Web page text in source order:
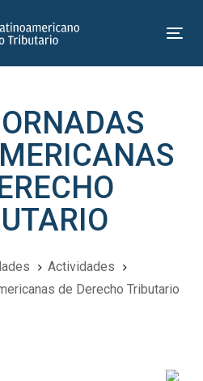
Actividades
de Derecho Tributario